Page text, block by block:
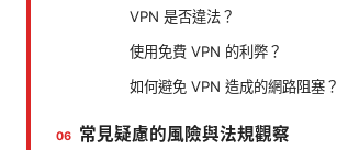
VPN 是否違法？
使用免費 VPN 的利弊？
如何避免 VPN 造成的網路阻塞？
常見疑慮的風險與法規觀察